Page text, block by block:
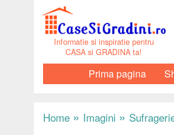
Informatie si inspiratie pentru
CASA si GRADINA ta!
Prima pagina
Home » Imagini »